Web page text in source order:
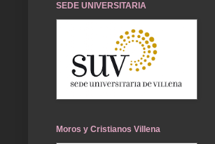
SEDE UNIVERSITARIA
Moros y Cristianos Villena